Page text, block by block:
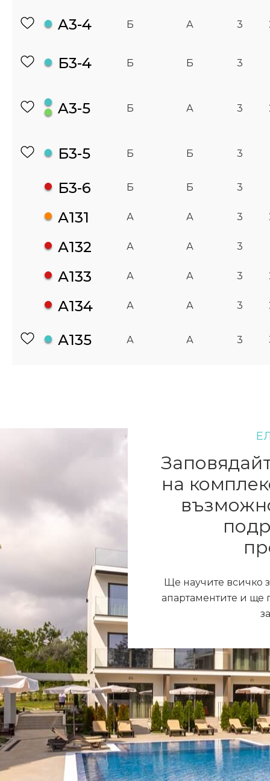
A3-4 Б А 3
Б3-4 Б Б 3
A3-5 Б А 3
Б3-5 Б Б 3
Б3-6 Б Б 3
А131 А А 3
А132 А А 3
А133 А А 3
А134 А А 3
А135 А А 3
на
Ще научите всичко
апартаментите и ще